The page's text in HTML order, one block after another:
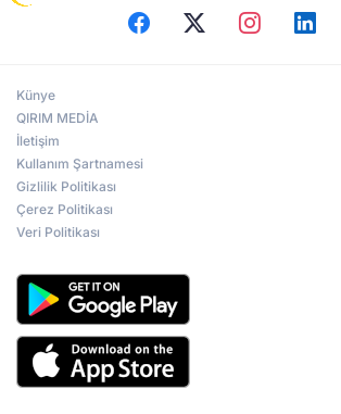
Künye
QIRIM MEDİA
İletişim
Kullanım Şartnamesi
Gizlilik Politikası
Çerez Politikası
Veri Politikası